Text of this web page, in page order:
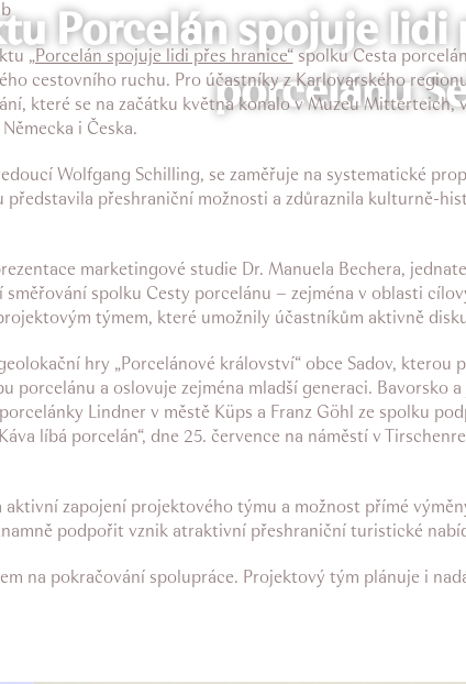
Porcelán spojuje lidi
porcelánu
„Porcelán spojuje lidi přes hranice“spolku Cesta
cestovního ruchu. Pro účastníky z Karlovarského
které se na začátku května konalo v Muzeu
i Česka.
Wolfgang Schilling, se zaměřuje na systematické
představila přeshraniční možnosti a zdůraznila kulturně-
marketingové studie Dr. Manuela Bechera,
spolku Cesty porcelánu – zejména v oblasti
týmem, které umožnily účastníkům aktivně
hry „Porcelánové království“ obce Sadov,
porcelánu a oslovuje zejména mladší generaci.
Lindner v městě Küps a Franz Göhl ze spolku
líbá porcelán“, dne 25. července na náměstí v
zapojení projektového týmu a možnost přímé
podpořit vznik atraktivní přeshraniční turistické
na pokračování spolupráce. Projektový tým plánuje i